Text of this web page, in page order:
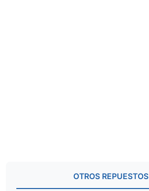
OTROS REPUESTOS